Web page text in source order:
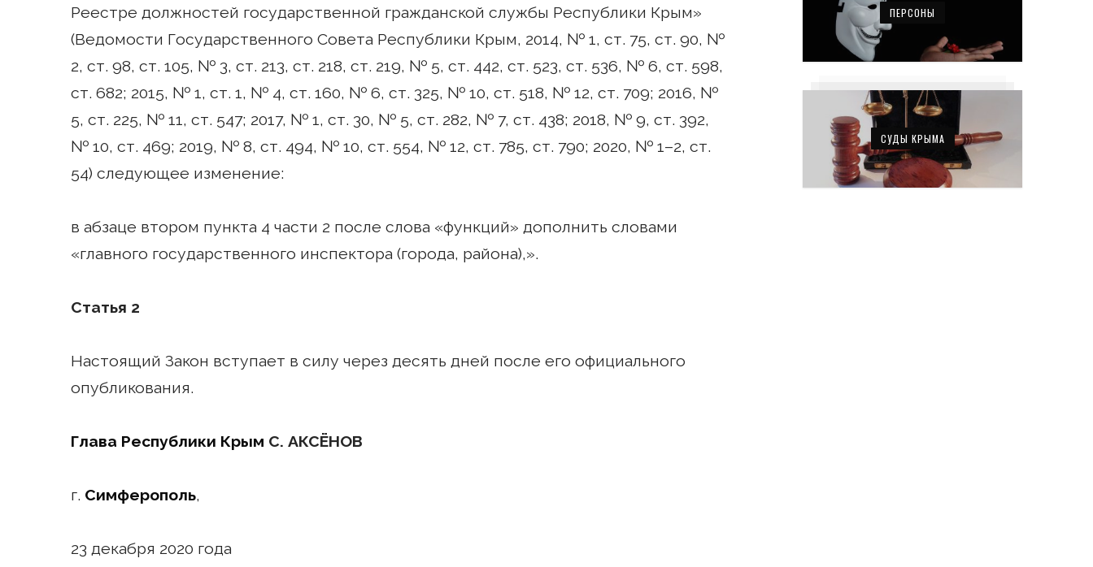
Реестре должностей государственной гражданской службы Республики Крым»
(Ведомости Государственного Совета Республики Крым, 2014, № 1, ст. 75, ст. 90, №
2, ст. 98, ст. 105, № 3, ст. 213, ст. 218, ст. 219, № 5, ст. 442, ст. 523, ст. 536, № 6, ст. 598,
ст. 682; 2015, № 1, ст. 1, № 4, ст. 160, № 6, ст. 325, № 10, ст. 518, № 12, ст. 709; 2016, №
5, ст. 225, № 11, ст. 547; 2017, № 1, ст. 30, № 5, ст. 282, № 7, ст. 438; 2018, № 9, ст. 392,
№ 10, ст. 469; 2019, № 8, ст. 494, № 10, ст. 554, № 12, ст. 785, ст. 790; 2020, № 1–2, ст.
54) следующее изменение:
в абзаце втором пункта 4 части 2 после слова «функций» дополнить словами
«главного государственного инспектора (города, района),».
Статья 2
Настоящий Закон вступает в силу через десять дней после его официального
опубликования.
Глава Республики Крым С. АКСЁНОВ
г. Симферополь,
23 декабря 2020 года
ПЕРСОНЫ
СУДЫ КРЫМА